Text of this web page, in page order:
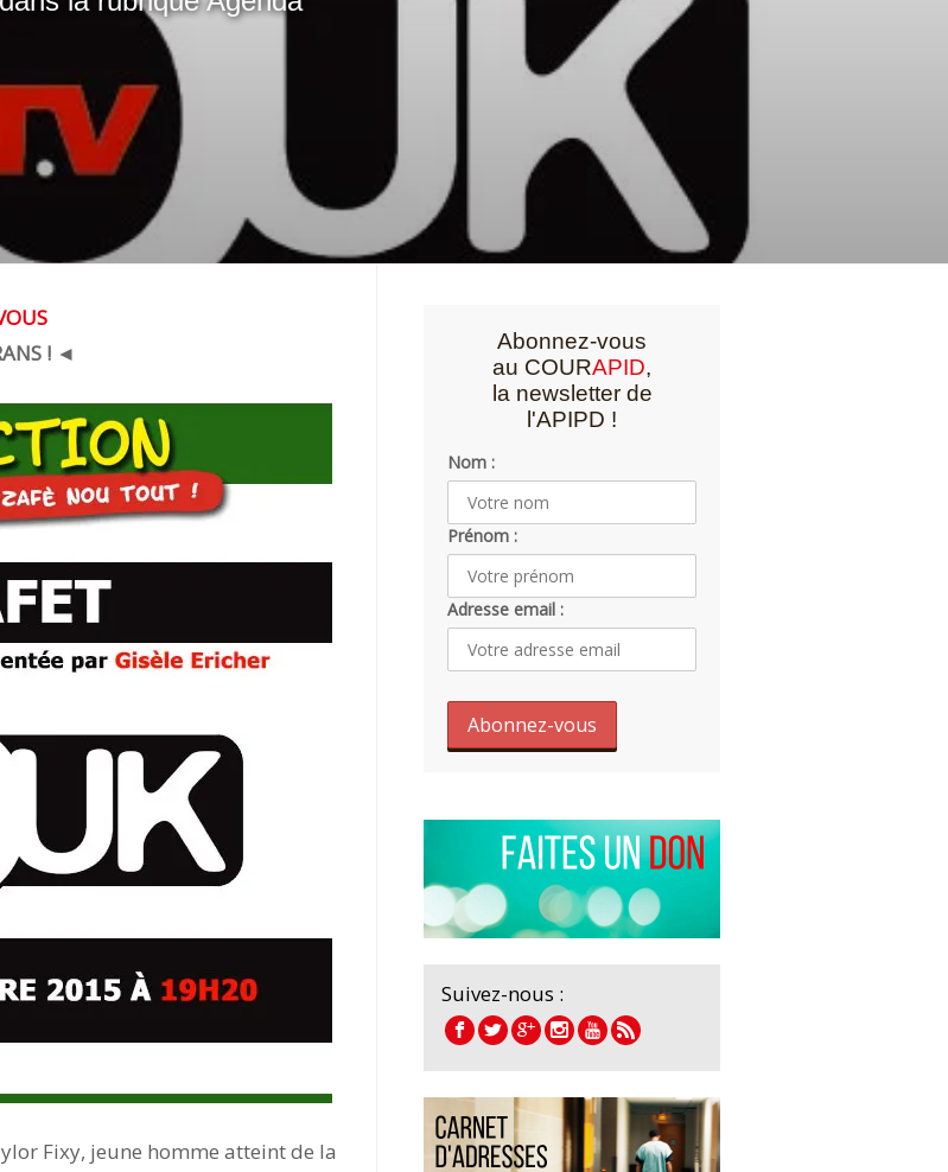
! ◄
Fixy, jeune homme atteint de la
Abonnez-vous
au COURAPID,
la newsletter de
l'APIPD !
Nom :
Prénom :
Adresse email :
Suivez-nous :